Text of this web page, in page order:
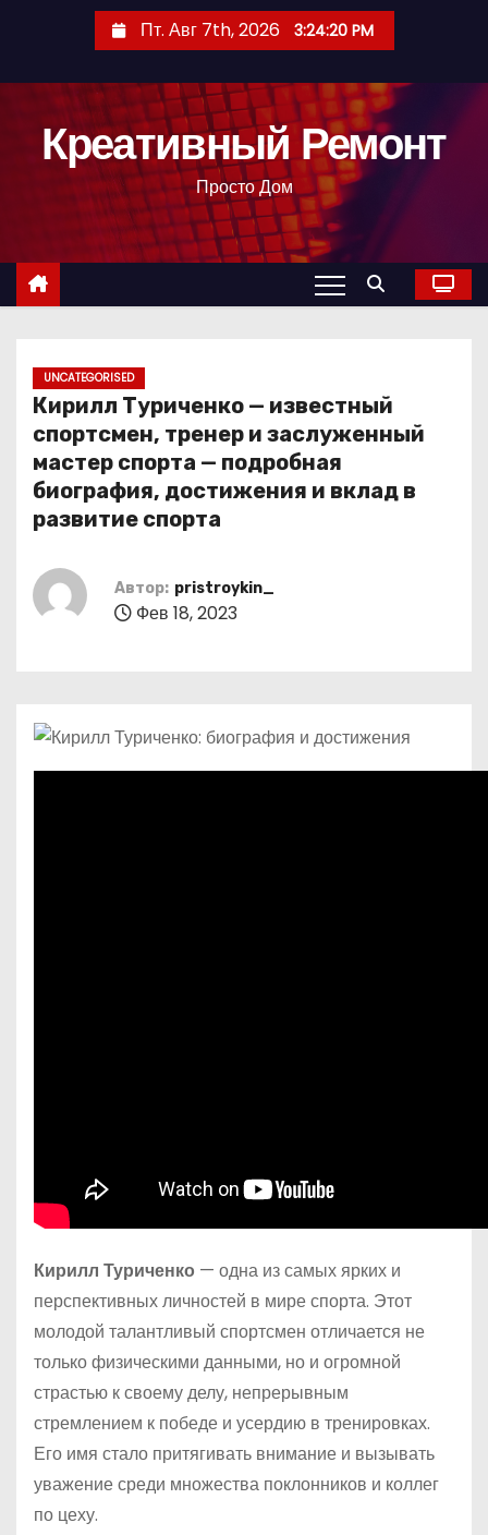
с
Пт. Авг 7th, 2026 3:24:21 PM
Креативный Ремонт
Просто Дом
UNCATEGORISED
Кирилл Туриченко — известный
спортсмен, тренер и заслуженный
мастер спорта — подробная
биография, достижения и вклад в
развитие спорта
Автор: pristroykin_
Фев 18, 2023
Кирилл Туриченко — одна из самых ярких и
перспективных личностей в мире спорта. Этот
молодой талантливый спортсмен отличается не
только физическими данными, но и огромной
страстью к своему делу, непрерывным
стремлением к победе и усердию в тренировках.
Его имя стало притягивать внимание и вызывать
уважение среди множества поклонников и коллег
по цеху.